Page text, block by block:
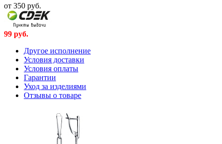
от 350 руб.
99 руб.
Другое исполнение
Условия доставки
Условия оплаты
Гарантии
Уход за изделиями
Отзывы о товаре